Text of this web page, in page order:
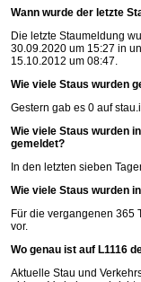
Wann wurde der letzte
Die letzte Staumeldung
30.09.2020 um 15:27 in
15.10.2012 um 08:47.
Wie viele Staus wurden
Gestern gab es 0 auf
Wie viele Staus wurden
gemeldet?
In den letzten sieben
Wie viele Staus wurden
Für die vergangenen 365
vor.
Wo genau ist auf L1116
Aktuelle Stau und